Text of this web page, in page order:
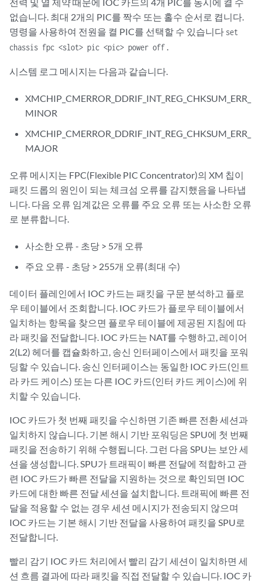
없습니다. 최대 2개의 PIC를 짝수 또는 홀수 순서로 켭니다.
명령을 사용하여 전원을 켤 PIC를 선택할 수 있습니다 set
chassis fpc <slot> pic <pic> power off .
시스템 로그 메시지는 다음과 같습니다.
XMCHIP_CMERROR_DDRIF_INT_REG_CHKSUM_ERR_
MINOR
XMCHIP_CMERROR_DDRIF_INT_REG_CHKSUM_ERR_
MAJOR
오류 메시지는 FPC(Flexible PIC Concentrator)의 XM 칩이
패킷 드롭의 원인이 되는 체크섬 오류를 감지했음을 나타냅
니다. 다음 오류 임계값은 오류를 주요 오류 또는 사소한 오류
로 분류합니다.
사소한 오류 - 초당 > 5개 오류
주요 오류 - 초당 > 255개 오류(최대 수)
데이터 플레인에서 IOC 카드는 패킷을 구문 분석하고 플로
우 테이블에서 조회합니다. IOC 카드가 플로우 테이블에서
일치하는 항목을 찾으면 플로우 테이블에 제공된 지침에 따
라 패킷을 전달합니다. IOC 카드는 NAT를 수행하고, 레이어
2(L2) 헤더를 캡슐화하고, 송신 인터페이스에서 패킷을 포워
딩할 수 있습니다. 송신 인터페이스는 동일한 IOC 카드(인트
라 카드 케이스) 또는 다른 IOC 카드(인터 카드 케이스)에 위
치할 수 있습니다.
IOC 카드가 첫 번째 패킷을 수신하면 기존 빠른 전환 세션과
일치하지 않습니다. 기본 해시 기반 포워딩은 SPU에 첫 번째
패킷을 전송하기 위해 수행됩니다. 그런 다음 SPU는 보안 세
션을 생성합니다. SPU가 트래픽이 빠른 전달에 적합하고 관
련 IOC 카드가 빠른 전달을 지원하는 것으로 확인되면 IOC
카드에 대한 빠른 전달 세션을 설치합니다. 트래픽에 빠른 전
달을 적용할 수 없는 경우 세션 메시지가 전송되지 않으며
IOC 카드는 기본 해시 기반 전달을 사용하여 패킷을 SPU로
전달합니다.
빨리 감기 IOC 카드 처리에서 빨리 감기 세션이 일치하면 세
션 흐름 결과에 따라 패킷을 직접 전달할 수 있습니다. IOC 카